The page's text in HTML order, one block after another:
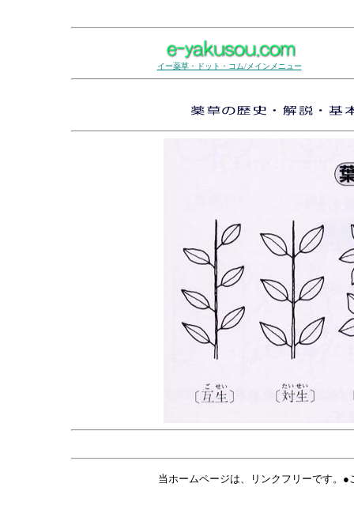
イー薬草・ドット・コム/メインメニュー
当ホームページは、リンクフリーです。